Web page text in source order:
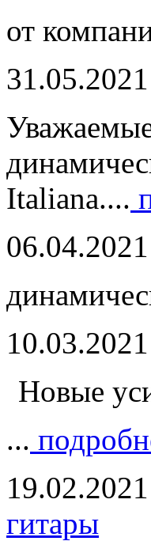
от
31.05.2021
Italiana....
06.04.2021
10.03.2021
Новые
...
19.02.2021
гитары